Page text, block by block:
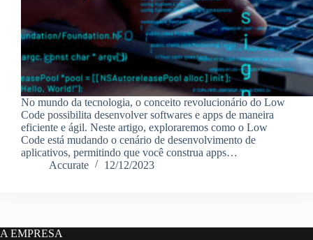
No mundo da tecnologia, o conceito revolucionário do Low
Code possibilita desenvolver softwares e apps de maneira
eficiente e ágil. Neste artigo, exploraremos como o Low
Code está mudando o cenário de desenvolvimento de
aplicativos, permitindo que você construa apps…
Accurate
12/12/2023
A EMPRESA